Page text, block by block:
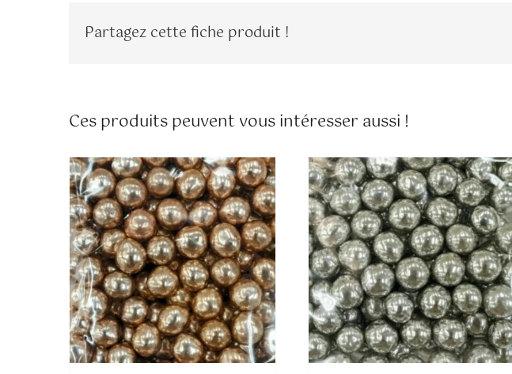
Partagez cette fiche produit !
Ces produits peuvent vous intéresser aussi !